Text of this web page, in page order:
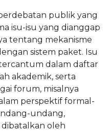
publik yang
isu-isu yang dianggap
tentang mekanisme
sistem paket. Isu
dalam daftar
akademik, serta
forum, misalnya
perspektif formal-
undang,
dibatalkan oleh